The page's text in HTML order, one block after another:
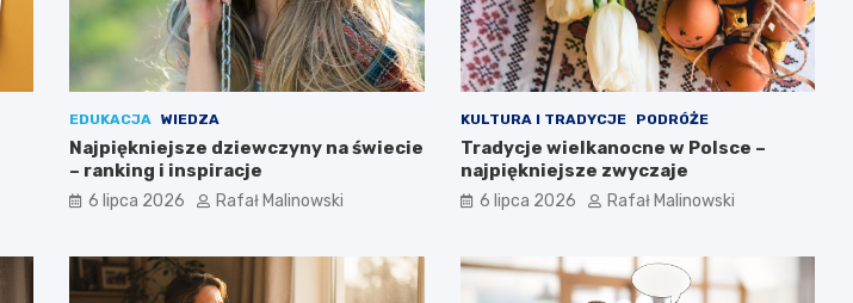
EDUKACJA WIEDZA
Najpiękniejsze dziewczyny na świecie
– ranking i inspiracje
6 lipca 2026 Rafał Malinowski
KULTURA I TRADYCJE PODRÓŻE
Tradycje wielkanocne w Polsce –
najpiękniejsze zwyczaje
6 lipca 2026 Rafał Malinowski